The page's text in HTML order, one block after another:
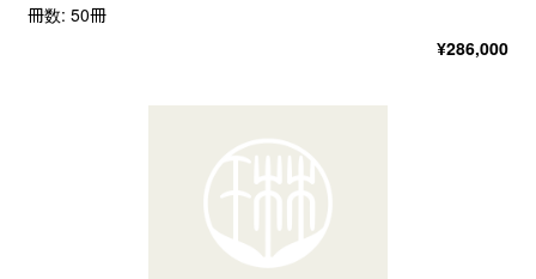
冊数: 50冊
¥286,000